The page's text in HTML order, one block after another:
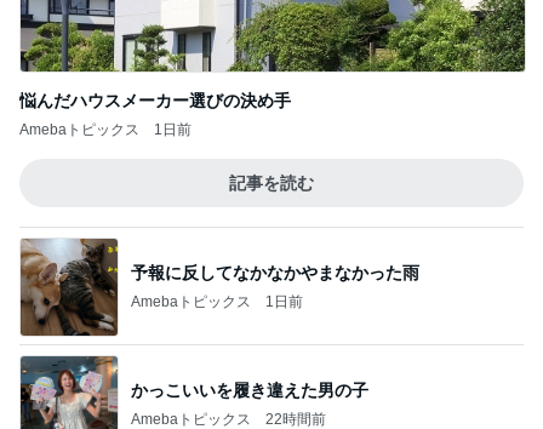
悩んだハウスメーカー選びの決め手
Amebaトピックス 1日前
記事を読む
予報に反してなかなかやまなかった雨
Amebaトピックス 1日前
かっこいいを履き違えた男の子
Amebaトピックス 22時間前